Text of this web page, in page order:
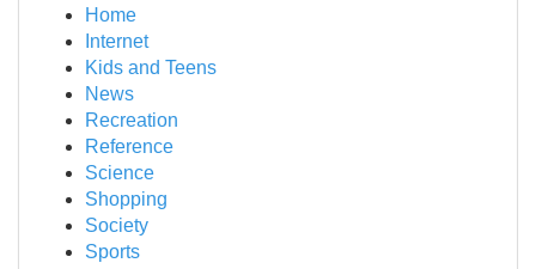
Home
Internet
Kids and Teens
News
Recreation
Reference
Science
Shopping
Society
Sports